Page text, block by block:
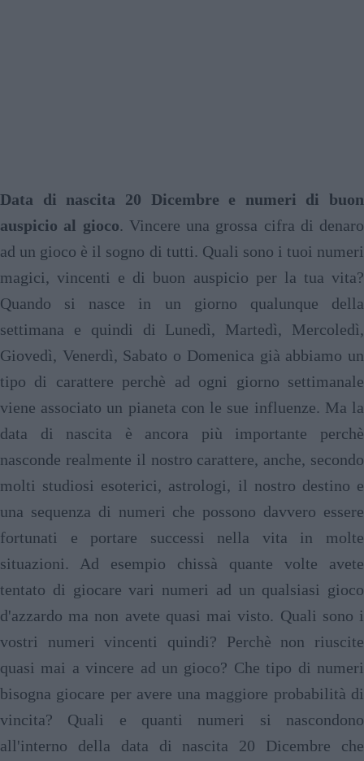
Data di nascita 20 Dicembre e numeri di buon
auspicio al gioco. Vincere una grossa cifra di denaro
ad un gioco è il sogno di tutti. Quali sono i tuoi numeri
magici, vincenti e di buon auspicio per la tua vita?
Quando si nasce in un giorno qualunque della
settimana e quindi di Lunedì, Martedì, Mercoledì,
Giovedì, Venerdì, Sabato o Domenica già abbiamo un
tipo di carattere perchè ad ogni giorno settimanale
viene associato un pianeta con le sue influenze. Ma la
data di nascita è ancora più importante perchè
nasconde realmente il nostro carattere, anche, secondo
molti studiosi esoterici, astrologi, il nostro destino e
una sequenza di numeri che possono davvero essere
fortunati e portare successi nella vita in molte
situazioni. Ad esempio chissà quante volte avete
tentato di giocare vari numeri ad un qualsiasi gioco
d'azzardo ma non avete quasi mai visto. Quali sono i
vostri numeri vincenti quindi? Perchè non riuscite
quasi mai a vincere ad un gioco? Che tipo di numeri
bisogna giocare per avere una maggiore probabilità di
vincita? Quali e quanti numeri si nascondono
all'interno della data di nascita 20 Dicembre che